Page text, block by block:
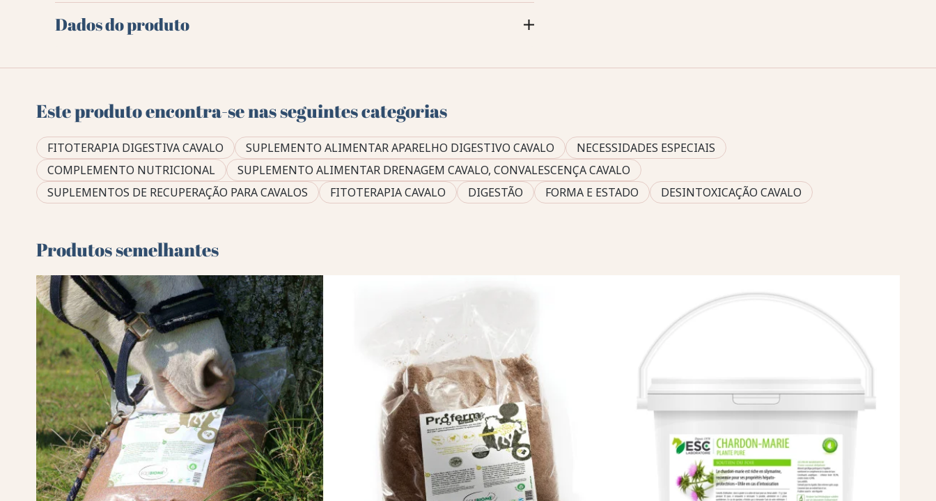
Dados do produto
Este produto encontra-se nas seguintes categorias
FITOTERAPIA DIGESTIVA CAVALO SUPLEMENTO ALIMENTAR APARELHO DIGESTIVO CAVALO
NECESSIDADES ESPECIAIS
COMPLEMENTO NUTRICIONAL
SUPLEMENTO ALIMENTAR DRENAGEM CAVALO, CONVALESCENÇA CAVALO
SUPLEMENTOS DE RECUPERAÇÃO PARA CAVALOS
FITOTERAPIA CAVALO DIGESTÃO FORMA E ESTADO DESINTOXICAÇÃO CAVALO
Produtos semelhantes